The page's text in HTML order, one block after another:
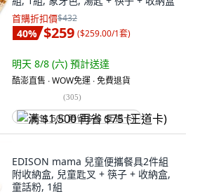
首購折扣價$432
40% $259 ($259.00/1套)
明天 8/8 (六) 預計送達
酷澎直售 ∙ WOW免運 ∙ 免費退貨
(305)
满 $1,500 再省 $75 (王道卡)
EDISON mama 兒童便攜餐具2件組
附收納盒, 兒童匙叉 + 筷子 + 收納盒,
童話粉, 1組